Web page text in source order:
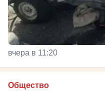
вчера в 11:20
Общество